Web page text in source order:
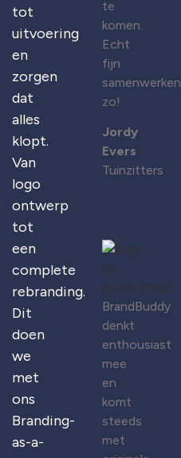
tot
uitvoering
en
zorgen
dat
alles
klopt.
Van
logo
ontwerp
tot
een
complete
rebranding.
Dit
doen
we
met
ons
Branding-
as-a-
te
komen.
Echt
fijn
samenwerken
zo!
Jordy
Evers
Tuinzitters
BrandBuddy
denkt
enthousiast
mee
en
komt
steeds
met